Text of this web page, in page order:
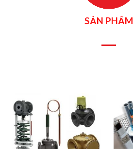
SẢN PHẨM